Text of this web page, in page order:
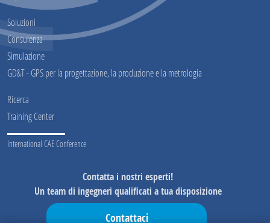
Soluzioni
Consulenza
Simulazione
GD&T - GPS per la progettazione, la produzione e la metrologia
Ricerca
Training Center
International CAE Conference
Contatta i nostri esperti!
Un team di ingegneri qualificati a tua disposizione
Contattaci